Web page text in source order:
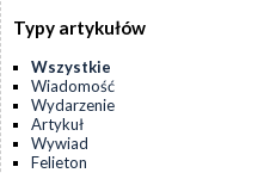
Typy artykułów
Wszystkie
Wiadomość
Wydarzenie
Artykuł
Wywiad
Felieton